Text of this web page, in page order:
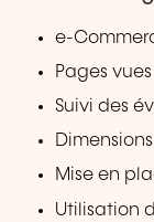
e-
Pages
Suivi des
Mise en
Utilisation